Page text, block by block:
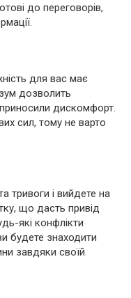
до переговорів,
для вас має
дозволить
приносили дискомфорт.
сил, тому не варто
тривоги і вийдете на
що дасть привід
які конфлікти
будете знаходити
завдяки своїй